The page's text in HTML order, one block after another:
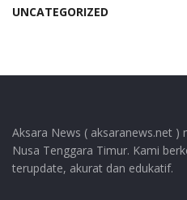
UNCATEGORIZED
Aksara News ( aksaranews.net
Nusa Tenggara Timur. Kami
terupdate, akurat dan edukatif.